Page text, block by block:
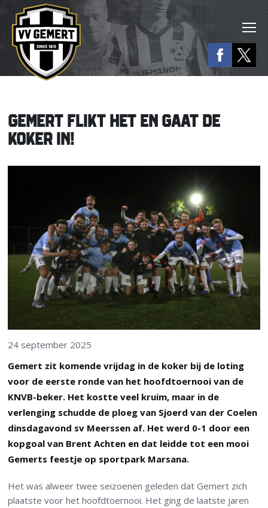
GEMERT FLIKT HET EN GAAT DE
KOKER IN!
24 september 2025
Gemert zit komende vrijdag in de koker bij de loting
voor de eerste ronde van het hoofdtoernooi van de
KNVB-beker. Het kostte veel kruim, maar in de
verlenging schudde de ploeg van Sjoerd van der Coelen
dinsdagavond sv Meerssen af. Het werd 0-1 door een
kopgoal van Brent Achten en dat leidde tot een mooi
Gemerts feestje op sportpark Marsana.
Het was alweer twee seizoenen geleden dat Gemert zich
plaatste voor het hoofdtoernooi. Het ging de laatste jaren